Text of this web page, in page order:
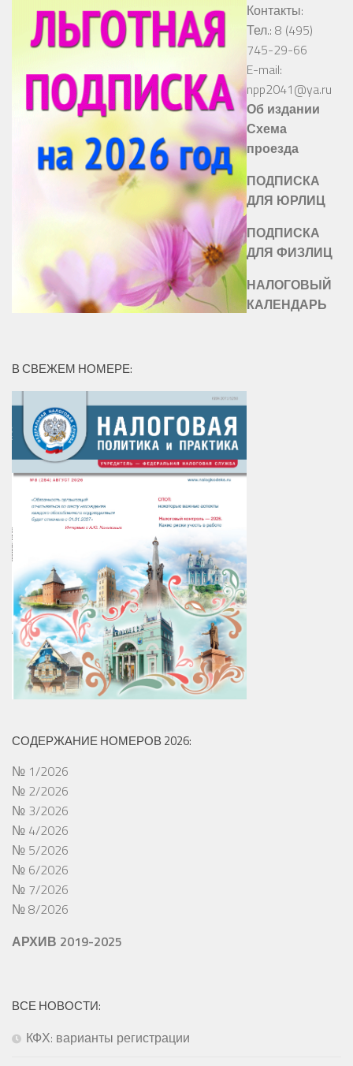
Контакты:
Тел.: 8 (495)
745-29-66
E-mail:
npp2041@ya.ru
Об издании
Схема
проезда
ПОДПИСКА
ДЛЯ ЮРЛИЦ
ПОДПИСКА
ДЛЯ ФИЗЛИЦ
НАЛОГОВЫЙ
КАЛЕНДАРЬ
В СВЕЖЕМ НОМЕРЕ:
СОДЕРЖАНИЕ НОМЕРОВ 2026:
№ 1/2026
№ 2/2026
№ 3/2026
№ 4/2026
№ 5/2026
№ 6/2026
№ 7/2026
№ 8/2026
АРХИВ 2019-2025
ВСЕ НОВОСТИ:
КФХ: варианты регистрации